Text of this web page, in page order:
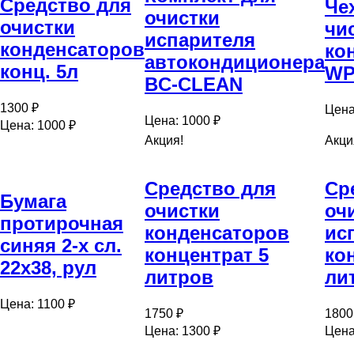
Cредство для
очистки
конденсаторов
конц. 5л
1300 ₽
Цена: 1000 ₽
очистки
испарителя
автокондиционера
BC-CLEAN
Цена: 1000 ₽
Бумага
протирочная
синяя 2-х сл.
22х38, рул
Цена: 1100 ₽
Акция!
Средство для
очистки
конденсаторов
концентрат 5
литров
1750 ₽
Цена: 1300 ₽